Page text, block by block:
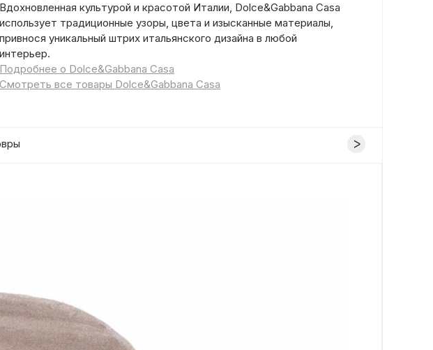
Вдохновленная культурой и красотой Италии, Dolce&Gabbana Casa
использует традиционные узоры, цвета и изысканные материалы,
привнося уникальный штрих итальянского дизайна в любой
интерьер.
Подробнее о Dolce&Gabbana Casa
Смотреть все товары Dolce&Gabbana Casa